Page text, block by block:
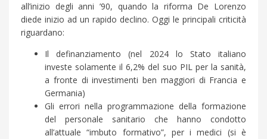
all’inizio degli anni ’90, quando la riforma De Lorenzo
diede inizio ad un rapido declino. Oggi le principali criticità
riguardano:
Il definanziamento (nel 2024 lo Stato italiano
investe solamente il 6,2% del suo PIL per la sanità,
a fronte di investimenti ben maggiori di Francia e
Germania)
Gli errori nella programmazione della formazione
del personale sanitario che hanno condotto
all’attuale “imbuto formativo”, per i medici (si è